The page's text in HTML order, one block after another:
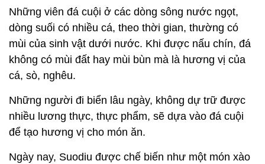
Những viên đá cuội ở các dòng sông nước ngọt,
dòng suối có nhiều cá, theo thời gian, thường có
mùi của sinh vật dưới nước. Khi được nấu chín, đá
không có mùi đất hay mùi bùn mà là hương vị của
cá, sò, nghêu.
Những người đi biển lâu ngày, không dự trữ được
nhiều lương thực, thực phẩm, sẽ dựa vào đá cuội
để tạo hương vị cho món ăn.
Ngày nay, Suodiu được chế biến như một món xào